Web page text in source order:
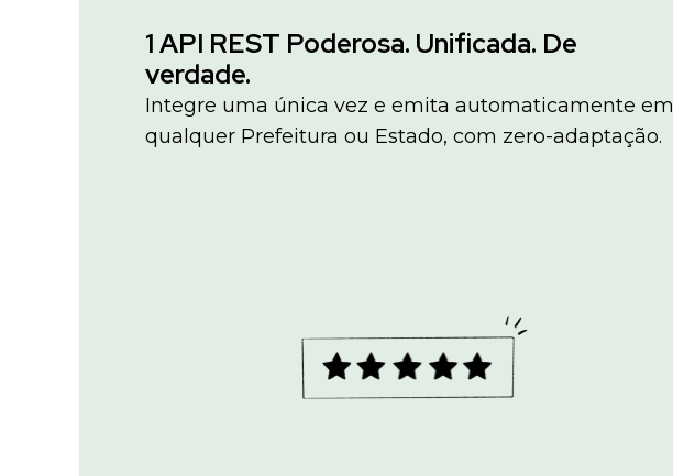
1 API REST Poderosa. Unificada. De
verdade.
Integre uma única vez e emita automaticamente em
qualquer Prefeitura ou Estado, com zero-adaptação.